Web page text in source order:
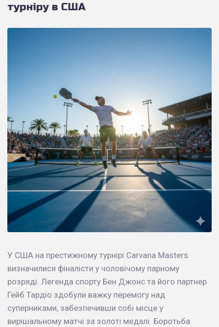
турніру в США
У США на престижному турнірі Carvana Masters
визначилися фіналісти у чоловічому парному
розряді. Легенда спорту Бен Джонс та його партнер
Гейб Тардіо здобули важку перемогу над
суперниками, забезпечивши собі місце у
вирішальному матчі за золоті медалі. Боротьба